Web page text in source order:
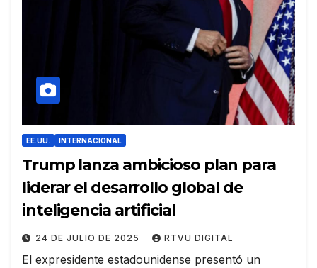
EE.UU. INTERNACIONAL
Trump lanza ambicioso plan para
liderar el desarrollo global de
inteligencia artificial
24 DE JULIO DE 2025 RTVU DIGITAL
El expresidente estadounidense presentó un